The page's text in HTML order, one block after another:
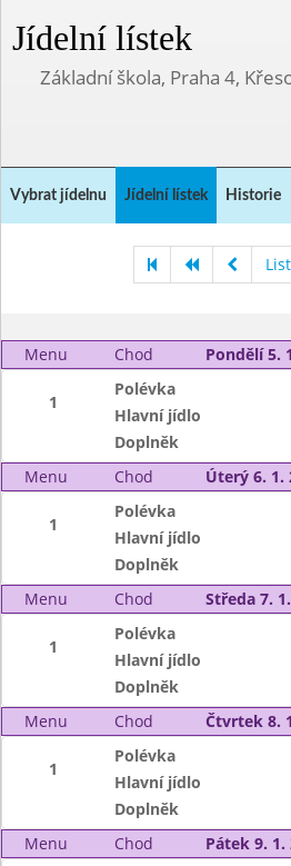
Jídelní lístek
Základní škola, Praha 4,
Vybrat jídelnu Jídelní lístek Historie
Menu Chod Pondělí 5.
1
Polévka
Hlavní jídlo
Doplněk
Menu
Chod Úterý 6. 1.
1
Polévka
Hlavní jídlo
Doplněk
Menu
Chod Středa 7.
1
Polévka
Hlavní jídlo
Doplněk
Menu
Chod Čtvrtek 8.
1
Polévka
Hlavní jídlo
Doplněk
Menu
Chod Pátek 9. 1.